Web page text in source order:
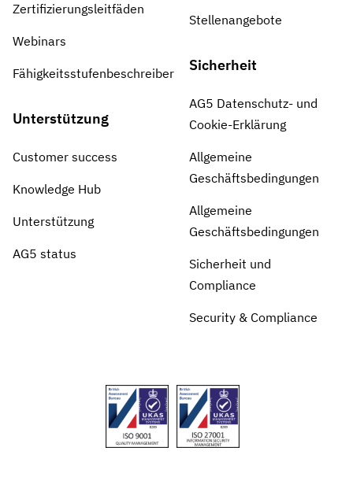
Zertifizierungsleitfäden
Webinars
Fähigkeitsstufenbeschreiber
Unterstützung
Customer success
Knowledge Hub
Unterstützung
AG5 status
Stellenangebote
Sicherheit
AG5 Datenschutz- und
Cookie-Erklärung
Allgemeine
Geschäftsbedingungen
Allgemeine
Geschäftsbedingungen
Sicherheit und
Compliance
Security & Compliance